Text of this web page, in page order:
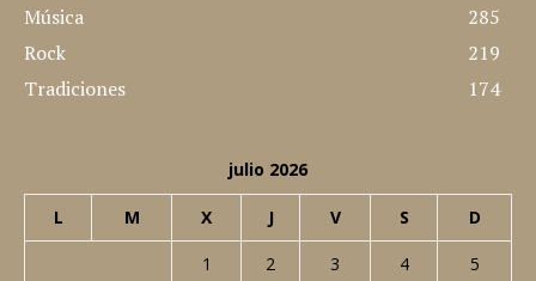
Música
285
Rock
219
Tradiciones
174
julio 2026
L M X J V S D
1 2 3 4
5